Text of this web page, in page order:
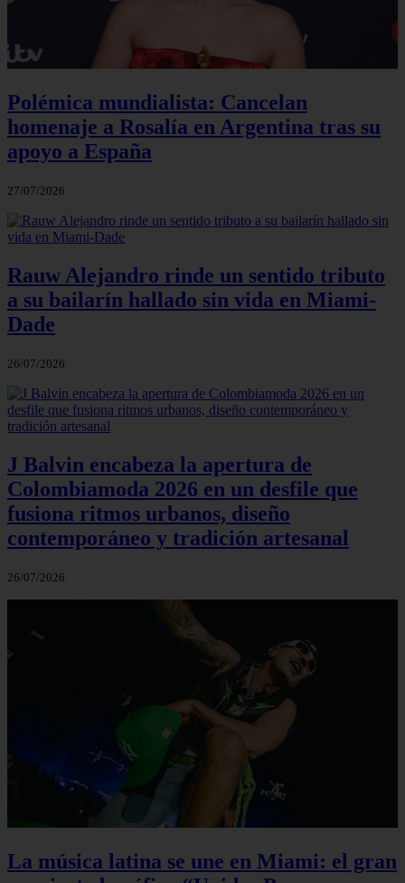
Polémica mundialista: Cancelan
homenaje a Rosalía en Argentina tras su
apoyo a España
27/07/2026
Rauw Alejandro rinde un sentido tributo
a su bailarín hallado sin vida en Miami-
Dade
26/07/2026
J Balvin encabeza la apertura de
Colombiamoda 2026 en un desfile que
fusiona ritmos urbanos, diseño
contemporáneo y tradición artesanal
26/07/2026
La música latina se une en Miami: el gran